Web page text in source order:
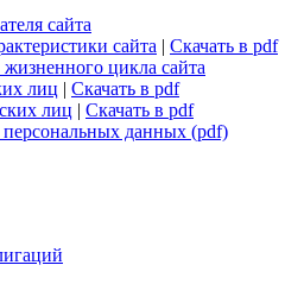
сайта
сайта | Скачать в pdf
цикла сайта
лиц | Скачать в pdf
лиц | Скачать в pdf
данных (pdf)